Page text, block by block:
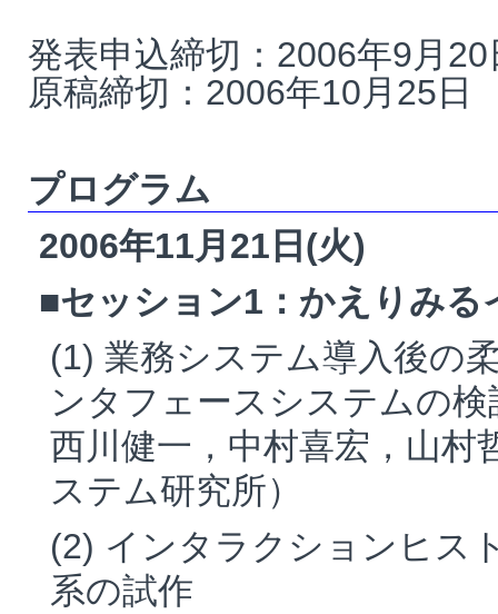
発表申込締切：2006年9月20
原稿締切：2006年10月25日
プログラム
2006年11月21日(火)
■セッション1：かえりみ
(1) 業務システム導入後の
ンタフェースシステムの検
西川健一，中村喜宏，山
ステム研究所）
(2) インタラクションヒス
系の試作